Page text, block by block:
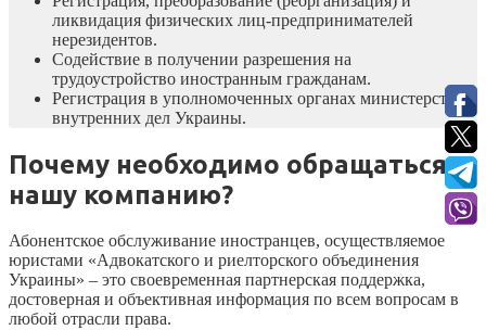
ликвидация физических лиц-предпринимателей
нерезидентов.
Содействие в получении разрешения на
трудоустройство иностранным гражданам.
Регистрация в уполномоченных органах министерства
внутренних дел Украины.
Почему необходимо обращаться в
нашу компанию?
Абонентское обслуживание иностранцев, осуществляемое
юристами «Адвокатского и риелторского объединения
Украины» – это своевременная партнерская поддержка,
достоверная и объективная информация по всем вопросам в
любой отрасли права.